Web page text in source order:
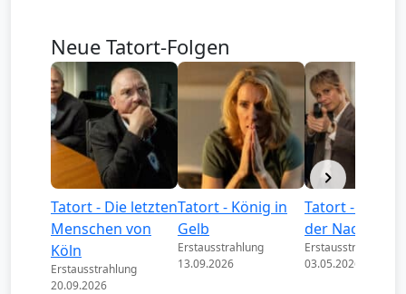
Neue Tatort-Folgen
Tatort - Die letzten
Menschen von
Köln
Erstausstrahlung
20.09.2026
Tatort - König in
Gelb
Erstausstrahlung
13.09.2026
Tatort - Könige
der Nacht
Erstausstrahlung
03.05.2026